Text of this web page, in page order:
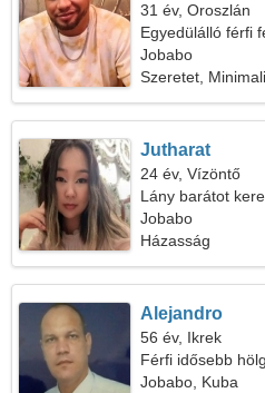
31 év, Oroszlán
Egyedülálló férfi
Jobabo
Szeretet,
Jutharat
24 év, Vízöntő
Lány barátot
Jobabo
Házasság
Alejandro
56 év, Ikrek
Férfi idősebb
Jobabo, Kuba